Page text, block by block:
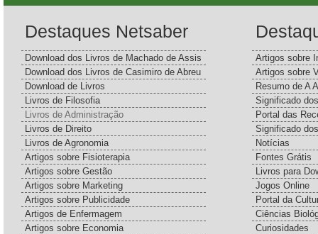
Destaques Netsaber
Download dos Livros de Machado de Assis
Download dos Livros de Casimiro de Abreu
Download de Livros
Livros de Filosofia
Livros de Administração
Livros de Direito
Livros de Agronomia
Artigos sobre Fisioterapia
Artigos sobre Gestão
Artigos sobre Marketing
Artigos sobre Publicidade
Artigos de Enfermagem
Artigos sobre Economia
Artigos sobre
Artigos sobre
Resumo de A
Significado
Portal das
Significado
Notícias
Fontes Grátis
Livros para
Jogos Online
Portal da
Ciências
Curiosidades